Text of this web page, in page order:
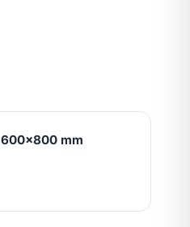
600x800 mm